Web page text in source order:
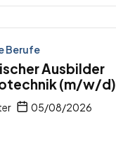
Berufe
Ausbilder
(m/w/d)
05/08/2026